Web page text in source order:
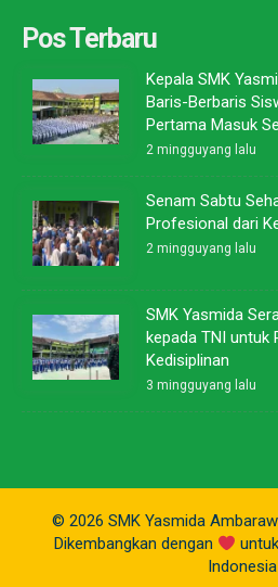
Pos Terbaru
Kepala SMK
Baris-Berbaris
Pertama Masuk
2 mingguyang lalu
Senam Sabtu
Profesional dari
2 mingguyang lalu
SMK Yasmida
kepada TNI untuk
Kedisiplinan
3 mingguyang lalu
© 2026 SMK Yasmida
Dikembangkan dengan
Indonesia